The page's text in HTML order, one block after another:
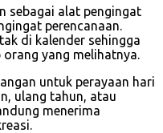
sebagai alat pengingat
perencanaan.
di kalender sehingga
yang melihatnya.
untuk perayaan hari
ulang tahun, atau
menerima